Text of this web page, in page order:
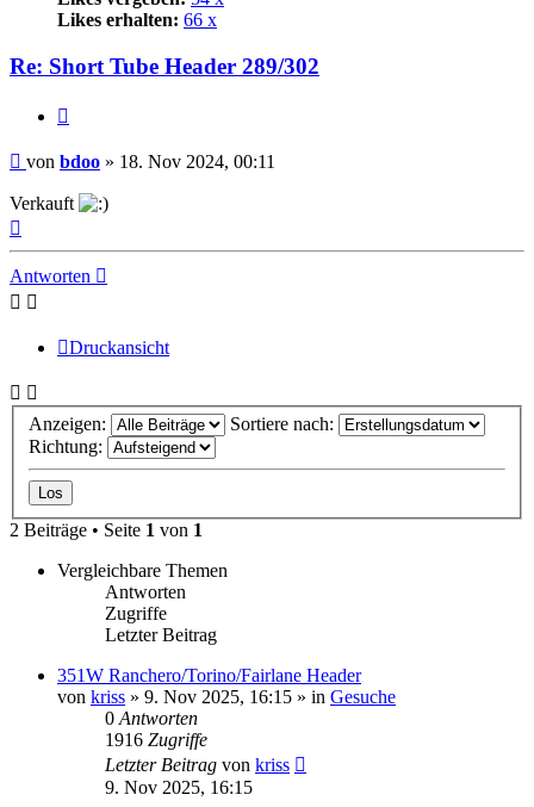
Likes erhalten: 66 x
Re: Short Tube Header 289/302
Beitrag
von bdoo » 18. Nov 2024, 00:11
Verkauft
Antworten
Druckansicht
Anzeigen:
Sortiere nach:
Richtung:
2 Beiträge • Seite 1 von 1
Vergleichbare Themen
Antworten
Zugriffe
Letzter Beitrag
351W Ranchero/Torino/Fairlane Header
von kriss » 9. Nov 2025, 16:15 » in Gesuche
0 Antworten
1916 Zugriffe
Letzter Beitrag von kriss
9. Nov 2025, 16:15